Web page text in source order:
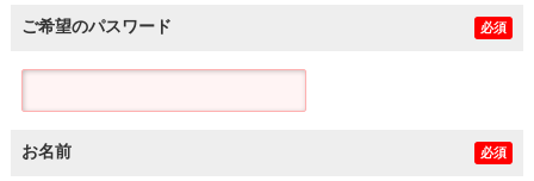
ご希望のパスワード 必須
お名前 必須